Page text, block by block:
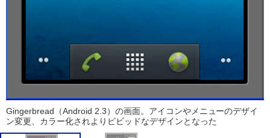
Gingerbread（Android 2.3）の画面。アイコンやメニューのデザイ
ン変更、カラー化されよりビビッドなデザインとなった